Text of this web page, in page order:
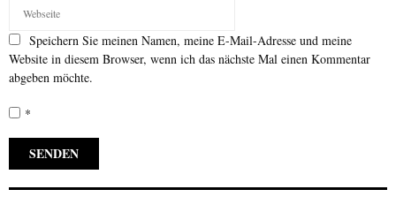
Speichern Sie meinen Namen, meine E-Mail-Adresse und meine
Website in diesem Browser, wenn ich das nächste Mal einen Kommentar
abgeben möchte.
*